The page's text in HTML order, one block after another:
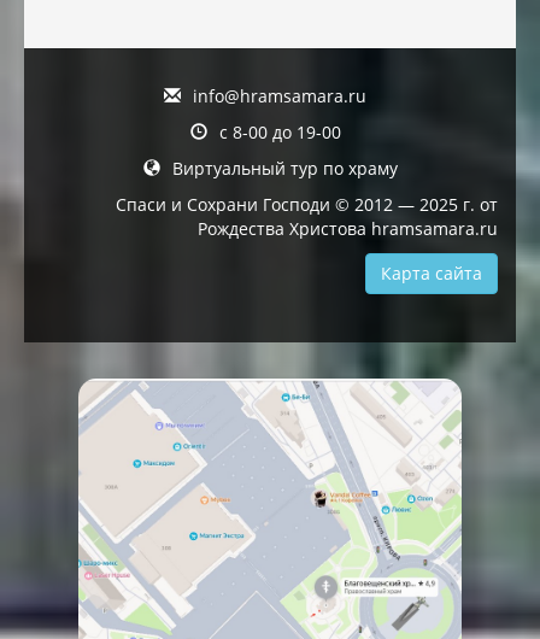
info@hramsamara.ru
с 8-00 до 19-00
Виртуальный тур по храму
Спаси и Сохрани Господи © 2012 — 2025 г. от
Рождества Христова hramsamara.ru
Карта сайта